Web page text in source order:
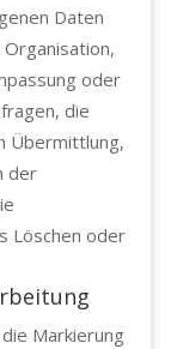
Daten
oder
die
Übermittlung,
der
Löschen oder
Markierung